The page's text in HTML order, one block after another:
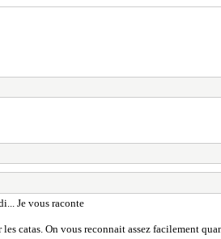
Je vous raconte
catas. On vous reconnait assez facilement